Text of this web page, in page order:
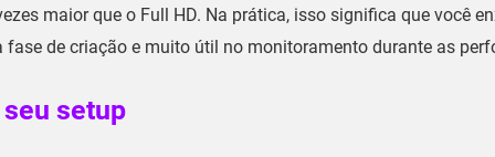
maior que o Full HD. Na prática, isso significa que você
de criação e muito útil no monitoramento durante as
setup